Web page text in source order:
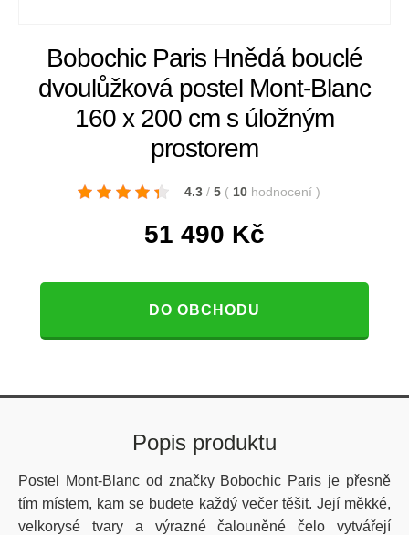
Bobochic Paris Hnědá bouclé
dvoulůžková postel Mont-Blanc
160 x 200 cm s úložným
prostorem
4.3 / 5 ( 10 hodnocení )
51 490 Kč
DO OBCHODU
Popis produktu
Postel Mont-Blanc od značky Bobochic Paris je přesně
tím místem, kam se budete každý večer těšit. Její měkké,
velkorysé tvary a výrazné čalouněné čelo vytvářejí